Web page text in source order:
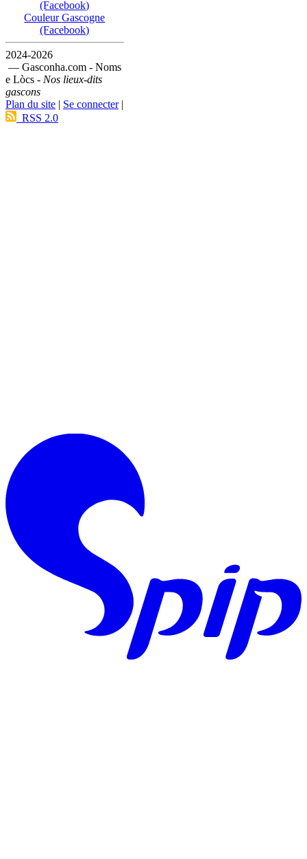
(Facebook)
Couleur Gascogne
(Facebook)
2024-2026
— Gasconha.com - Noms
e Lòcs - Nos lieux-dits
gascons
Plan du site | Se connecter|
RSS 2.0